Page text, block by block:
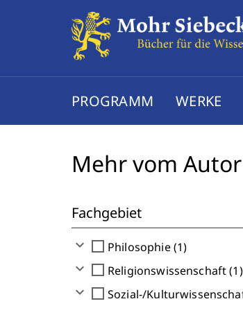
PROGRAMM WERKE
Mehr vom
Fachgebiet
expand_more check_box_outline_blank Philosophie (1)
expand_more check_box_outline_blank Religionswissenschaft (1)
expand_more check_box_outline_blank Sozial-/